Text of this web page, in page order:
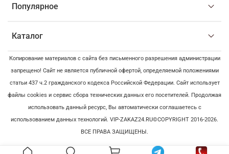
Популярное
Каталог
Копирование материалов с сайта без письменного разрешения администрации
запрещено! Сайт не является публичной офертой, определяемой положениями
статьи 437 ч.2 гражданского кодекса Российской Федерации. Сайт использует
файлы cookies и сервис сбора технических данных его посетителей. Продолжая
использовать данный ресурс, Вы автоматически соглашаетесь с
использованием данных технологий. VIP-ZAKAZ24.RU©COPYRIGHT 2016-2026.
ВСЕ ПРАВА ЗАЩИЩЕНЫ.